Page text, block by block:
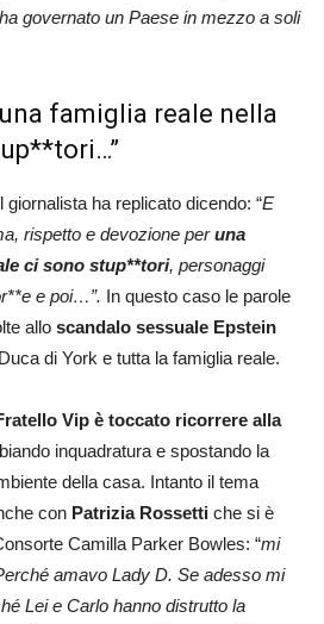
ha governato un Paese in mezzo a soli
famiglia reale nella
ha replicato dicendo: “E
rispetto e devozione peruna
ci sono stup**tori, personaggi
e poi…”. In questo caso le parole
allo scandalo sessuale Epstein
di York e tutta la famiglia reale.
Vip è toccato ricorrere alla
inquadratura e spostando la
della casa. Intanto il tema
con Patrizia Rossetti che si è
Camilla Parker Bowles: “mi
amavo Lady D. Se adesso mi
Lei e Carlo hanno distrutto la